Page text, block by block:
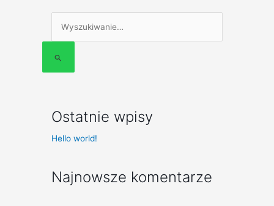
Szukaj
dla:
Ostatnie wpisy
Hello world!
Najnowsze komentarze